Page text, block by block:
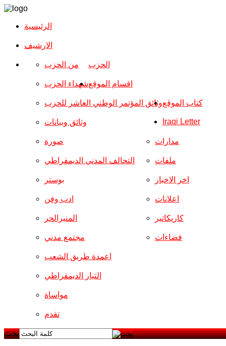
الرئيسية
الارشیف
الحزب من الحزب
شهداء الحزب
وثائق المؤتمر الوطني العاشر للحزب
وثائق وبيانات
اقسام الموقع
صورة
التحالف المدني الديمقراطي
بوستر
ادب وفن
المنبرالحر
مجتمع مدني
مدارات
ملفات
اخر الاخبار
اعلانات
كاريكاتير
فضاءات
اعمدة طريق الشعب
التيار الديمقراطي
مواساة
تقدم
كتاب الموقع
Iraqi Letter
بحث